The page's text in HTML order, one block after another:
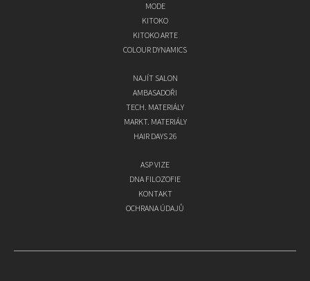
MODE
KITOKO
KITOKO ARTE
COLOUR DYNAMICS
NAJÍT SALON
AMBASADOŘI
TECH. MATERIÁLY
MARKT. MATERIÁLY
HAIR DAYS 26
ASP VIZE
DNA FILOZOFIE
KONTAKT
OCHRANA ÚDAJŮ